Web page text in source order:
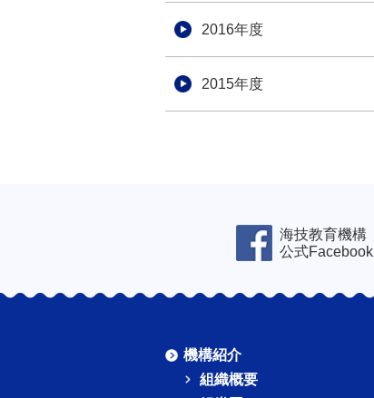
2016年度
2015年度
海技教育機構
公式Facebook
機構紹介
組織概要